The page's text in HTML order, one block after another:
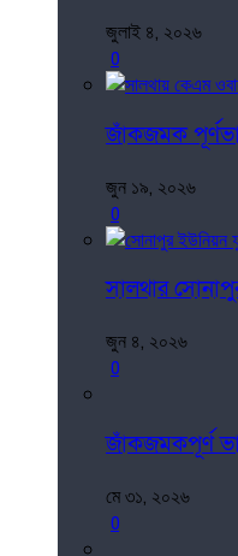
জুলাই ৪, ২০২৬
0
জাঁকজমক
জুন ১৯, ২০২৬
0
সালথার
জুন ৪, ২০২৬
0
জাঁকজমকপূর্ণ
মে ৩১, ২০২৬
0